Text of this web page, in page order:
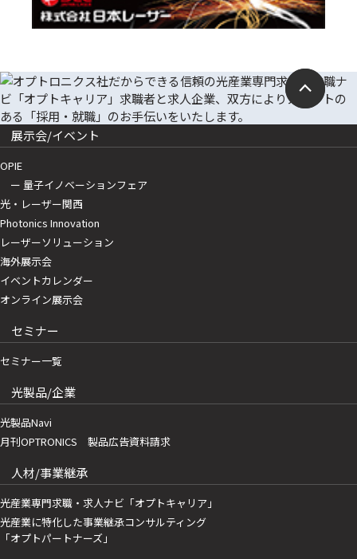
展示会/イベント
OPIE
ー 量子イノベーションフェア
光・レーザー関西
Photonics Innovation
レーザーソリューション
海外展示会
イベントカレンダー
オンライン展示会
セミナー
セミナー一覧
光製品/企業
光製品Navi
月刊OPTRONICS 製品広告資料請求
人材/事業継承
光産業専門求職・求人ナビ「オプトキャリア」
光産業に特化した事業継承コンサルティング
「オプトパートナーズ」